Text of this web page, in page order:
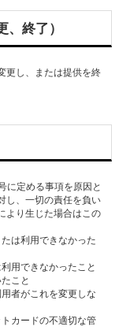
終了）
更し、または提供を終
に定める事項を原因と
し、⼀切の責任を負い
より⽣じた場合はこの
は利⽤できなかった
⽤できなかったこと
こと
者がこれを変更しな
カードの不適切な管